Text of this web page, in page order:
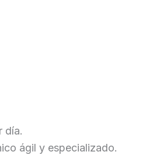
día.
ágil y especializado.